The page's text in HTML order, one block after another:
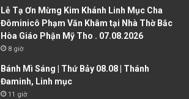
Lễ Tạ Ơn Mừng Kim Khánh Linh Mục Cha
Đôminicô Phạm Văn Khâm tại Nhà Thờ Bắc
Hòa Giáo Phận Mỹ Tho . 07.08.2026
8 giờ
Bánh Mì Sáng | Thứ Bảy 08.08 | Thánh
Đaminh, Linh mục
11 giờ